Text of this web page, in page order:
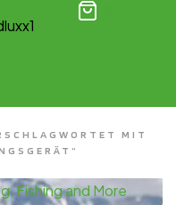
MIT
Fishing and More